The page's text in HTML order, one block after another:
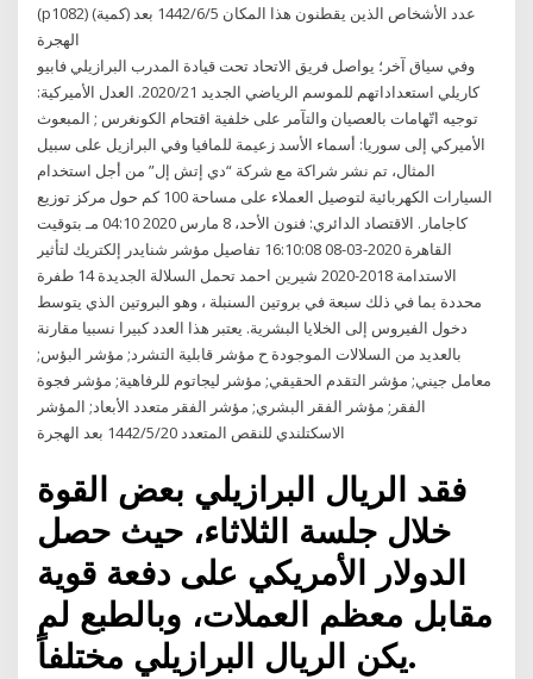
(p1082) (كمية) عدد الأشخاص الذين يقطنون هذا المكان 5‏‏/6‏‏/1442 بعد
الهجرة
وفي سياق آخر؛ يواصل فريق الاتحاد تحت قيادة المدرب البرازيلي فابيو
كاريلي استعداداتهم للموسم الرياضي الجديد 2020/21. العدل الأميركية:
توجيه اتّهامات بالعصيان والتآمر على خلفية اقتحام الكونغرس ; المبعوث
الأميركي إلى سوريا: أسماء الأسد زعيمة للمافيا وفي البرازيل على سبيل
المثال، تم نشر شراكة مع شركة “دي إتش إل” من أجل استخدام
السيارات الكهربائية لتوصيل العملاء على مساحة 100 كم حول مركز توزيع
كاجامار. الاقتصاد الدائري: فنون الأحد، 8 مارس 2020 04:10 مـ بتوقيت
القاهرة 2020-03-08 16:10:08 تفاصيل مؤشر شنايدر إلكتريك لتأثير
الاستدامة 2018-2020 شيرين احمد تحمل السلالة الجديدة 14 طفرة
محددة بما في ذلك سبعة في بروتين السنبلة ، وهو البروتين الذي يتوسط
دخول الفيروس إلى الخلايا البشرية. يعتبر هذا العدد كبيرا نسبيا مقارنة
بالعديد من السلالات الموجودة ح مؤشر قابلية التشرد; مؤشر البؤس;
معامل جيني; مؤشر التقدم الحقيقي; مؤشر ليجاتوم للرفاهية; مؤشر فجوة
الفقر; مؤشر الفقر البشري; مؤشر الفقر متعدد الأبعاد; المؤشر
الاسكتلندي للنقص المتعدد 20‏‏/5‏‏/1442 بعد الهجرة
فقد الريال البرازيلي بعض القوة
خلال جلسة الثلاثاء، حيث حصل
الدولار الأمريكي على دفعة قوية
مقابل معظم العملات، وبالطبع لم
يكن الريال البرازيلي مختلفاً.